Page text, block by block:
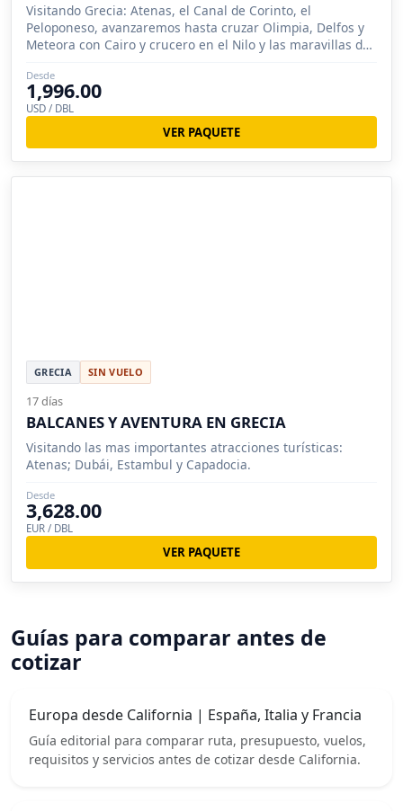
Visitando Grecia: Atenas, el Canal de Corinto, el
Peloponeso, avanzaremos hasta cruzar Olimpia, Delfos y
Meteora con Cairo y crucero en el Nilo y las maravillas de
Desde
1,996.00
USD / DBL
VER PAQUETE
GRECIA SIN VUELO
17 días
BALCANES Y AVENTURA EN GRECIA
Visitando las mas importantes atracciones turísticas:
Atenas; Dubái, Estambul y Capadocia.
Desde
3,628.00
EUR / DBL
VER PAQUETE
Guías para comparar antes de
cotizar
Europa desde California | España, Italia y Francia
Guía editorial para comparar ruta, presupuesto, vuelos,
requisitos y servicios antes de cotizar desde California.